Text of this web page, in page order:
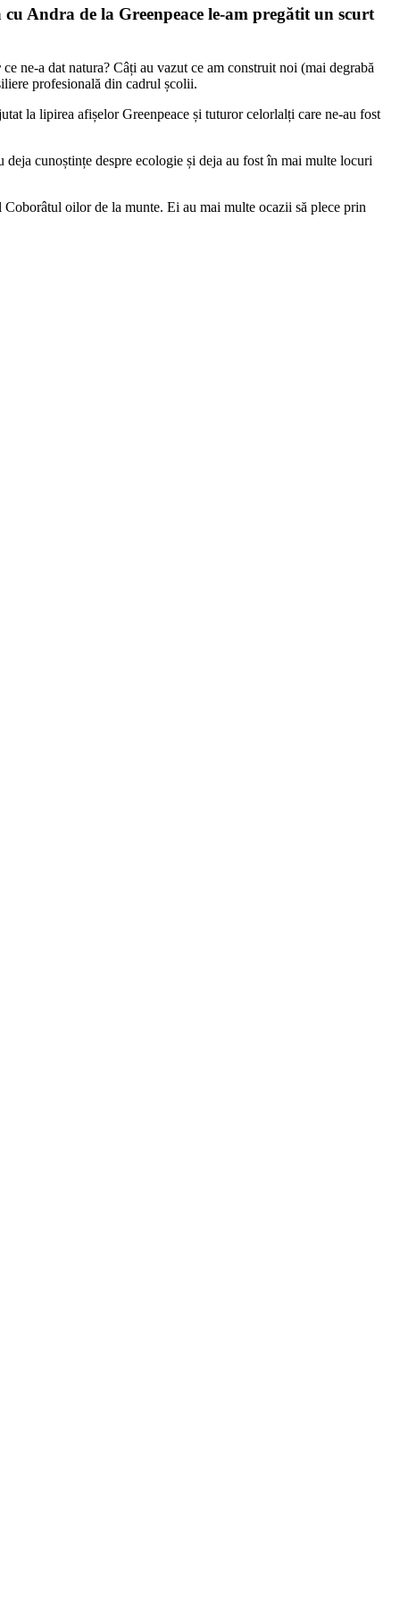
Andra de la Greenpeace le-am pregătit un scurt
ce ne-a dat natura? Câți au vazut ce am construit noi (mai degrabă
profesională din cadrul școlii.
la lipirea afișelor Greenpeace și tuturor celorlalți care ne-au fost
cunoștințe despre ecologie și deja au fost în mai multe locuri
oilor de la munte. Ei au mai multe ocazii să plece prin